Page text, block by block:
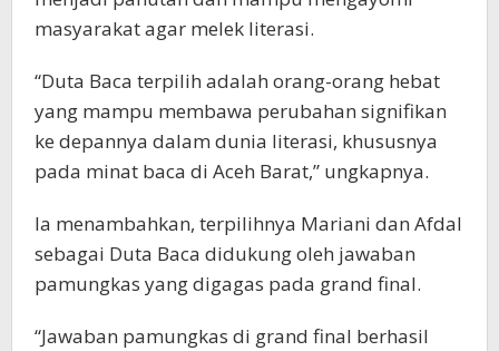
masyarakat agar melek literasi.
“Duta Baca terpilih adalah orang-orang hebat
yang mampu membawa perubahan signifikan
ke depannya dalam dunia literasi, khususnya
pada minat baca di Aceh Barat,” ungkapnya.
Ia menambahkan, terpilihnya Mariani dan Afdal
sebagai Duta Baca didukung oleh jawaban
pamungkas yang digagas pada grand final.
“Jawaban pamungkas di grand final berhasil